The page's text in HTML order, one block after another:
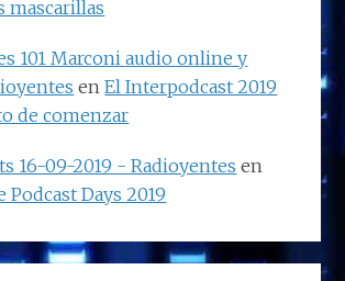
mascarillas
101 Marconi audio online y
enEl Interpodcast 2019
de comenzar
16-09-2019 - Radioyentes en
Podcast Days 2019